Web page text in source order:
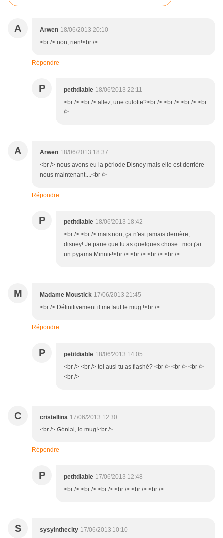
A Arwen 18/06/2013 20:10
<br /> non, rien!<br />
Répondre
P petitdiable 18/06/2013 22:11
<br /> <br /> allez, une culotte?<br /> <br /> <br /> <br
/>
A Arwen 18/06/2013 18:37
<br /> nous avons eu la période Disney mais elle est derrière
nous maintenant....<br />
Répondre
P petitdiable 18/06/2013 18:42
<br /> <br /> mais non, ça n'est jamais derrière,
disney! Je parie que tu as quelques chose...moi j'ai
un pyjama Minnie!<br /> <br /> <br /> <br />
M Madame Moustick 17/06/2013 21:45
<br /> Définitivement il me faut le mug !<br />
Répondre
P petitdiable 18/06/2013 14:05
<br /> <br /> toi ausi tu as flashé? <br /> <br /> <br />
<br />
C cristellina 17/06/2013 12:30
<br /> Génial, le mug!<br />
Répondre
P petitdiable 17/06/2013 12:48
<br /> <br /> <br /> <br /> <br /> <br />
S sysyinthecity 17/06/2013 10:10